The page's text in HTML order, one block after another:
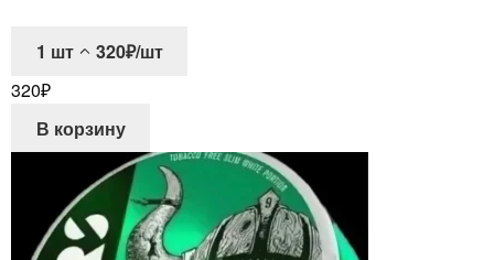
1 шт
320₽/шт
320₽
В корзину